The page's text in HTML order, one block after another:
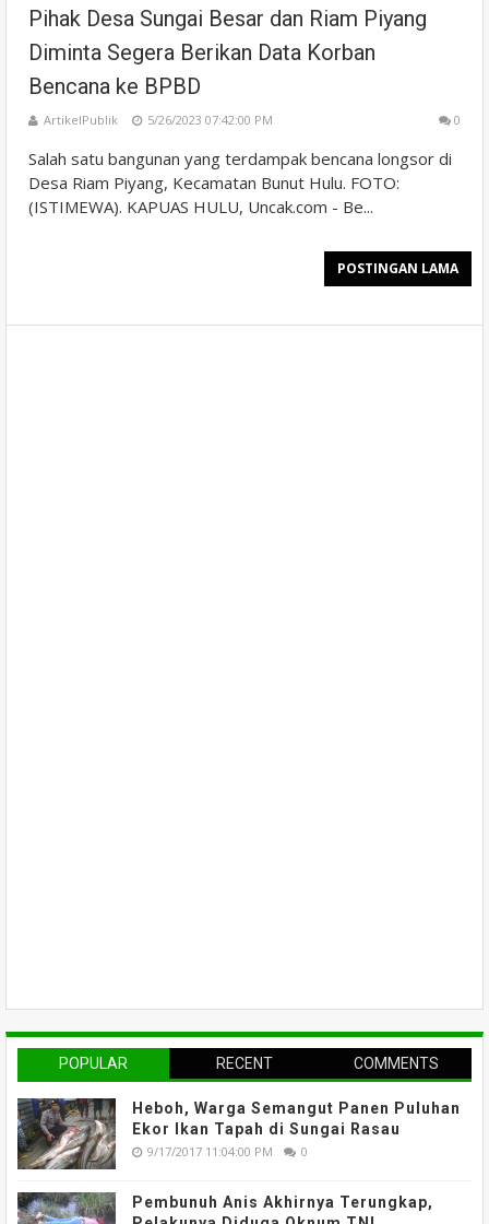
Pihak Desa Sungai Besar dan Riam Piyang
Diminta Segera Berikan Data Korban
Bencana ke BPBD
ArtikelPublik 5/26/2023 07:42:00 PM 0
Salah satu bangunan yang terdampak bencana longsor di
Desa Riam Piyang, Kecamatan Bunut Hulu. FOTO:
(ISTIMEWA). KAPUAS HULU, Uncak.com - Be...
POSTINGAN LAMA
POPULAR RECENT COMMENTS
Heboh, Warga Semangut Panen Puluhan
Ekor Ikan Tapah di Sungai Rasau
9/17/2017 11:04:00 PM 0
Pembunuh Anis Akhirnya Terungkap,